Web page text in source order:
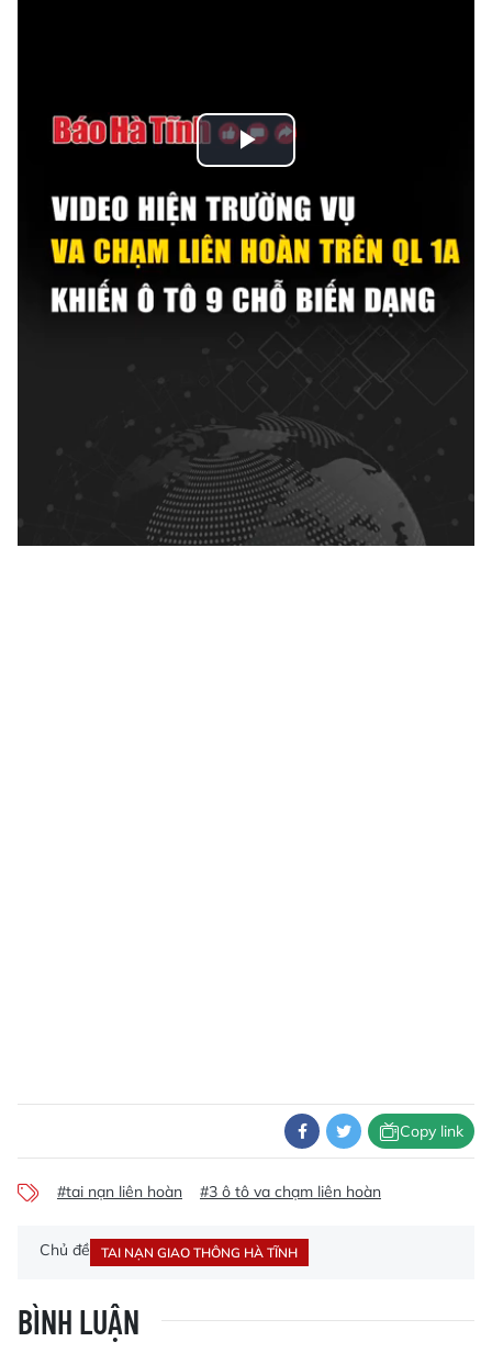
Play
Video
Copy link
#tai nạn liên hoàn #3 ô tô va chạm liên hoàn
Chủ đề TAI NẠN GIAO THÔNG HÀ TĨNH
BÌNH LUẬN